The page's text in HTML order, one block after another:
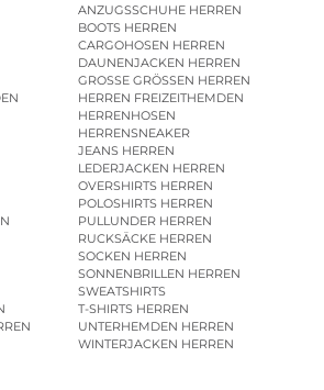
ANZUGSSCHUHE HERREN
BOOTS HERREN
CARGOHOSEN HERREN
DAUNENJACKEN HERREN
GROSSE GRÖSSEN HERREN
HERREN FREIZEITHEMDEN
HERRENHOSEN
HERRENSNEAKER
JEANS HERREN
LEDERJACKEN HERREN
OVERSHIRTS HERREN
POLOSHIRTS HERREN
PULLUNDER HERREN
RUCKSÄCKE HERREN
SOCKEN HERREN
SONNENBRILLEN HERREN
SWEATSHIRTS
T-SHIRTS HERREN
UNTERHEMDEN HERREN
WINTERJACKEN HERREN